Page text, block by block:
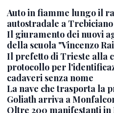
Auto in fiamme lungo il
autostradale a Trebiciano
Il giuramento dei nuovi
della scuola "Vincenzo
Il prefetto di Trieste alla
protocollo per
cadaveri senza nome
La nave che trasporta la
Goliath arriva a
Oltre 200 manifestanti in